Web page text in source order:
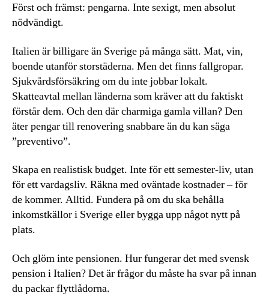
Först och främst: pengarna. Inte sexigt, men absolut
nödvändigt.
Italien är billigare än Sverige på många sätt. Mat, vin,
boende utanför storstäderna. Men det finns fallgropar.
Sjukvårdsförsäkring om du inte jobbar lokalt.
Skatteavtal mellan länderna som kräver att du faktiskt
förstår dem. Och den där charmiga gamla villan? Den
äter pengar till renovering snabbare än du kan säga
”preventivo”.
Skapa en realistisk budget. Inte för ett semester-liv, utan
för ett vardagsliv. Räkna med oväntade kostnader – för
de kommer. Alltid. Fundera på om du ska behålla
inkomstkällor i Sverige eller bygga upp något nytt på
plats.
Och glöm inte pensionen. Hur fungerar det med svensk
pension i Italien? Det är frågor du måste ha svar på innan
du packar flyttlådorna.